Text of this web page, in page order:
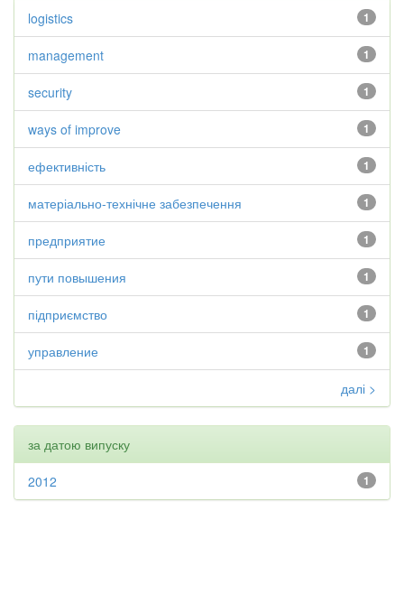
1
logistics
1
management
1
security
1
ways of improve
1
ефективність
1
матеріально-технічне забезпечення
1
предприятие
1
пути повышения
1
підприємство
1
управление
далі >
за датою випуску
1
2012